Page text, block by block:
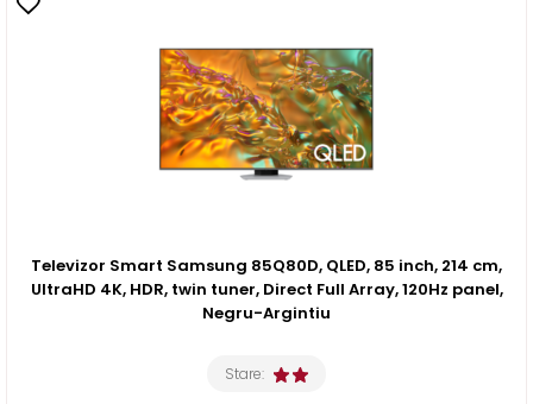
Televizor Smart Samsung 85Q80D, QLED, 85 inch, 214 cm,
UltraHD 4K, HDR, twin tuner, Direct Full Array, 120Hz panel,
Negru-Argintiu
Stare: